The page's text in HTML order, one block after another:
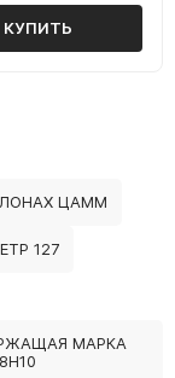
КУПИТЬ
ЦАММ
127
МАРКА